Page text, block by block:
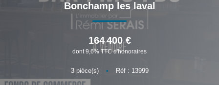
BIENS VENDUS
ADMINISTRATION DE BIENS
Gestion
Bonchamp les laval
164 400 €
dont 9,6% TTC d'honoraires
3pièce(s) • Réf : 13999